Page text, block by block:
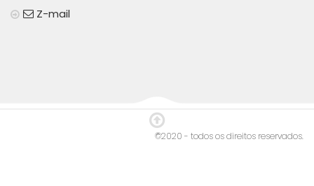
Z-mail
©2020 - todos os direitos reservados.